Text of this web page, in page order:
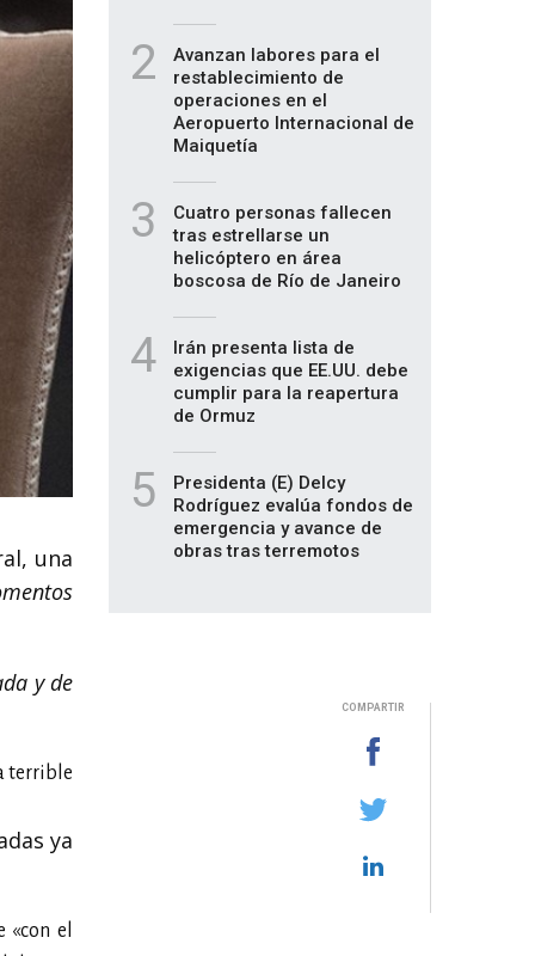
una
y de
terrible
ya
el
2
Avanzan labores para el
restablecimiento de
operaciones en el
Aeropuerto Internacional de
Maiquetía
3
Cuatro personas fallecen
tras estrellarse un
helicóptero en área
boscosa de Río de Janeiro
4
Irán presenta lista de
exigencias que EE.UU. debe
cumplir para la reapertura
de Ormuz
5
Presidenta (E) Delcy
Rodríguez evalúa fondos de
emergencia y avance de
obras tras terremotos
COMPARTIR